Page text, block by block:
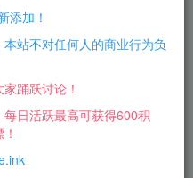
能、鞭尸、群服特色专属
率2.升级到翎风引擎(0308
添加！
站不对任何人的商业行为负
踊跃讨论！
日活跃最高可获得600积